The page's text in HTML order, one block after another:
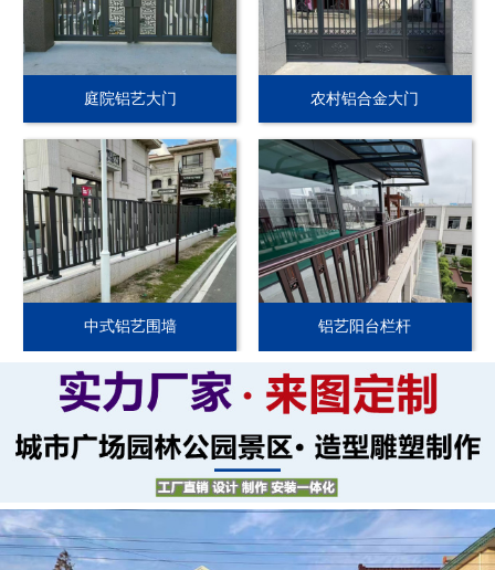
庭院铝艺大门 农村铝合金大门
中式铝艺围墙 铝艺阳台栏杆